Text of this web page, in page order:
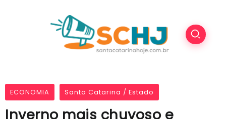
ECONOMIA Santa Catarina / Estado
Inverno mais chuvoso e